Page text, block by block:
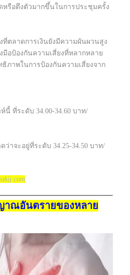
หรือตึงตัวมากขึ้นในการประชุมครั้ง
ที่ตลาดการเงินยังมีความผันผวนสูง
มือป้องกันความเสี่ยงที่หลากหลาย
ธิภาพในการป้องกันความเสี่ยงจาก
นี้ ที่ระดับ 34.00-34.60 บาท/
าจะอยู่ที่ระดับ 34.25-34.50 บาท/
าณอันตรายของหลาย